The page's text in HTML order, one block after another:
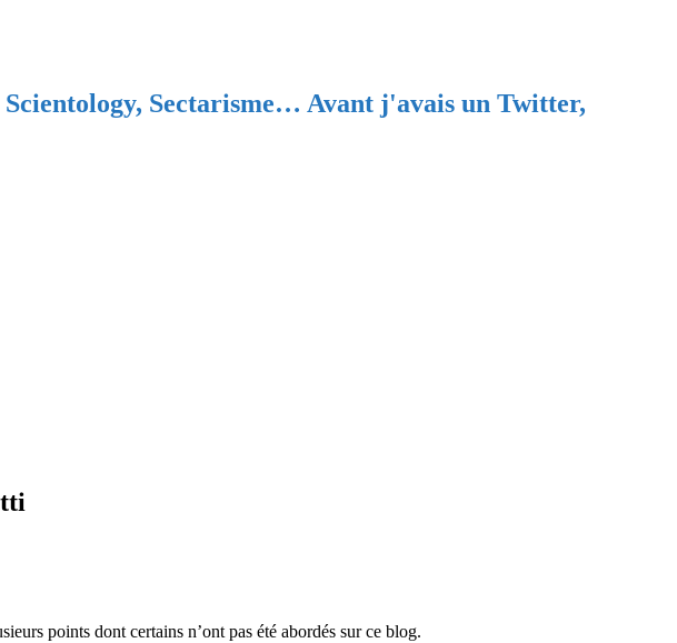
Sectarisme… Avant j'avais un Twitter,
points dont certains n’ont pas été abordés sur ce blog.